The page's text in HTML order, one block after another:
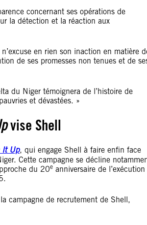
concernant ses opérations de
la détection et la réaction aux
n’excuse en rien son inaction en matière
de ses promesses non tenues et de
du Niger témoignera de l’histoire de
et dévastées. »
vise Shell
It Up, qui engage Shell à faire enfin face
Cette campagne se décline
du 20e anniversaire de l’exécution
campagne de recrutement de Shell,